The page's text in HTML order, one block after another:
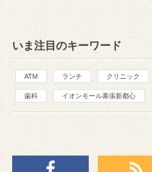
いま注目のキーワード
ATM ランチ クリニック
歯科 イオンモール幕張新都心